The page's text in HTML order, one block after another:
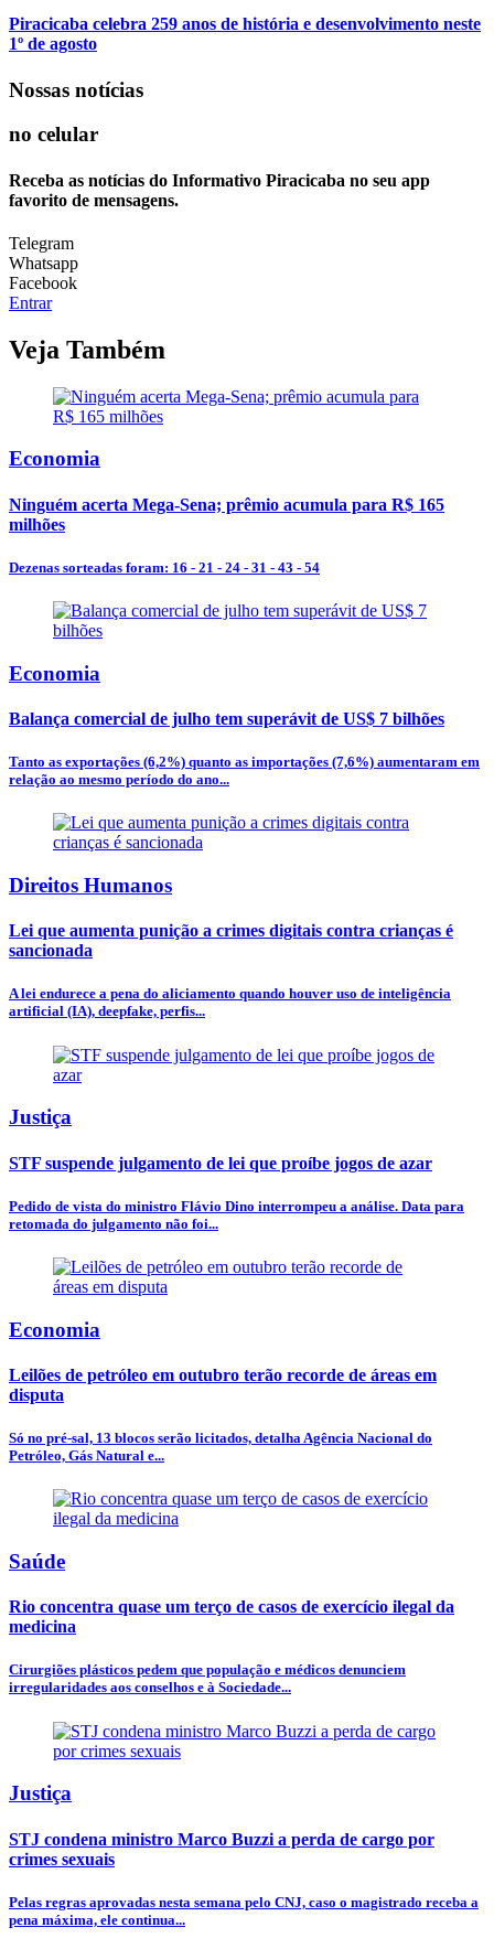
Piracicaba celebra 259 anos de história e desenvolvimento neste
1º de agosto
Nossas notícias
no celular
Receba as notícias do Informativo Piracicaba no seu app
favorito de mensagens.
Telegram
Whatsapp
Facebook
Entrar
Veja Também
Economia
Ninguém acerta Mega-Sena; prêmio acumula para R$ 165
milhões
Dezenas sorteadas foram: 16 - 21 - 24 - 31 - 43 - 54
Economia
Balança comercial de julho tem superávit de US$ 7 bilhões
Tanto as exportações (6,2%) quanto as importações (7,6%) aumentaram em
relação ao mesmo período do ano...
Direitos Humanos
Lei que aumenta punição a crimes digitais contra crianças é
sancionada
A lei endurece a pena do aliciamento quando houver uso de inteligência
artificial (IA), deepfake, perfis...
Justiça
STF suspende julgamento de lei que proíbe jogos de azar
Pedido de vista do ministro Flávio Dino interrompeu a análise. Data para
retomada do julgamento não foi...
Economia
Leilões de petróleo em outubro terão recorde de áreas em
disputa
Só no pré-sal, 13 blocos serão licitados, detalha Agência Nacional do
Petróleo, Gás Natural e...
Saúde
Rio concentra quase um terço de casos de exercício ilegal da
medicina
Cirurgiões plásticos pedem que população e médicos denunciem
irregularidades aos conselhos e à Sociedade...
Justiça
STJ condena ministro Marco Buzzi a perda de cargo por
crimes sexuais
Pelas regras aprovadas nesta semana pelo CNJ, caso o magistrado receba a
pena máxima, ele continua...